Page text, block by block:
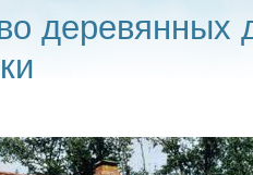
деревянных